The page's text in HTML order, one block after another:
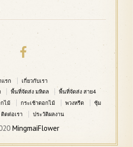
รก
เกี่ยวกับเรา
พื้นที่จัดส่ง มหิดล
พื้นที่จัดส่ง สาย4
ไม้ กระเช้าดอกไม้ พวงหรีด
ซุ้ม
ติดต่อเรา ประวัติผลงาน
MingmaiFlower